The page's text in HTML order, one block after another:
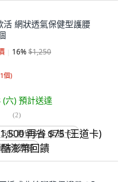
活 網狀透氣保健型護腰
16%$1,250
個)
(六) 預計送達
(2)
再省 $75 (王道卡)
澎幣回饋